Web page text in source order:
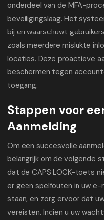
onderdeel van de MFA-
beveiligingslaag. Het
bij en waarschuwt
zoals meerdere mislukte
locaties. Deze proactieve
beschermen tegen
toegang.
Stappen voor
Aanmelding
Om een succesvolle
belangrijk om de volgende
dat de CAPS LOCK-toets
er geen spelfouten in uw e-
staan, en zorg ervoor dat
vereisten. Indien u uw